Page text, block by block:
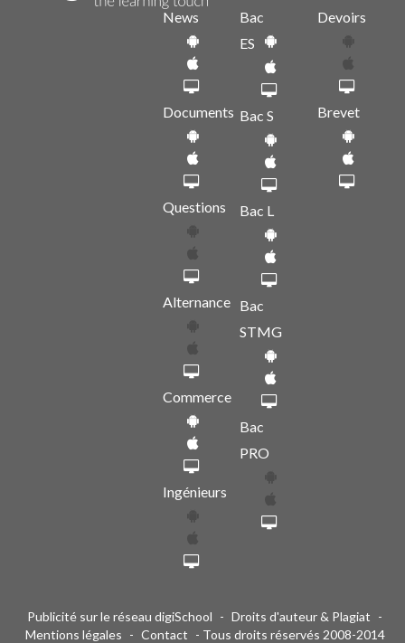
News
Documents
Questions
Alternance
Commerce
Ingénieurs
Bac
ES
Bac S
Bac L
Bac
STMG
Bac
PRO
Devoirs
Brevet
Publicité sur le réseau digiSchool - Droits d'auteur & Plagiat -
Mentions légales - Contact - Tous droits réservés 2008-2014